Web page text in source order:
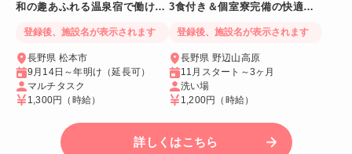
和の趣あふれる温泉宿で働ける
登録後、施設名が表示されます
長野県 松本市
9月14日～年明け（延長可）
マルチタスク
1,300円
（時給）
3食付き＆個室寮完備の快適リ
登録後、施設名が表示されます
長野県 野辺山高原
11月スタート～3ヶ月
洗い場
1,200円
（時給）
詳しくはこちら